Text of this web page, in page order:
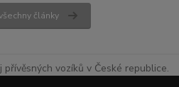
články
vozíků v České republice.